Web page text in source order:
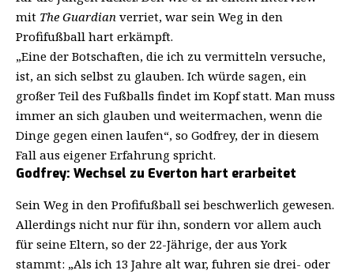
mit The Guardian verriet, war sein Weg in den
Profifußball hart erkämpft.
„Eine der Botschaften, die ich zu vermitteln versuche,
ist, an sich selbst zu glauben. Ich würde sagen, ein
großer Teil des Fußballs findet im Kopf statt. Man muss
immer an sich glauben und weitermachen, wenn die
Dinge gegen einen laufen“, so Godfrey, der in diesem
Fall aus eigener Erfahrung spricht.
Godfrey: Wechsel zu Everton hart erarbeitet
Sein Weg in den Profifußball sei beschwerlich gewesen.
Allerdings nicht nur für ihn, sondern vor allem auch
für seine Eltern, so der 22-Jährige, der aus York
stammt: „Als ich 13 Jahre alt war, fuhren sie drei- oder